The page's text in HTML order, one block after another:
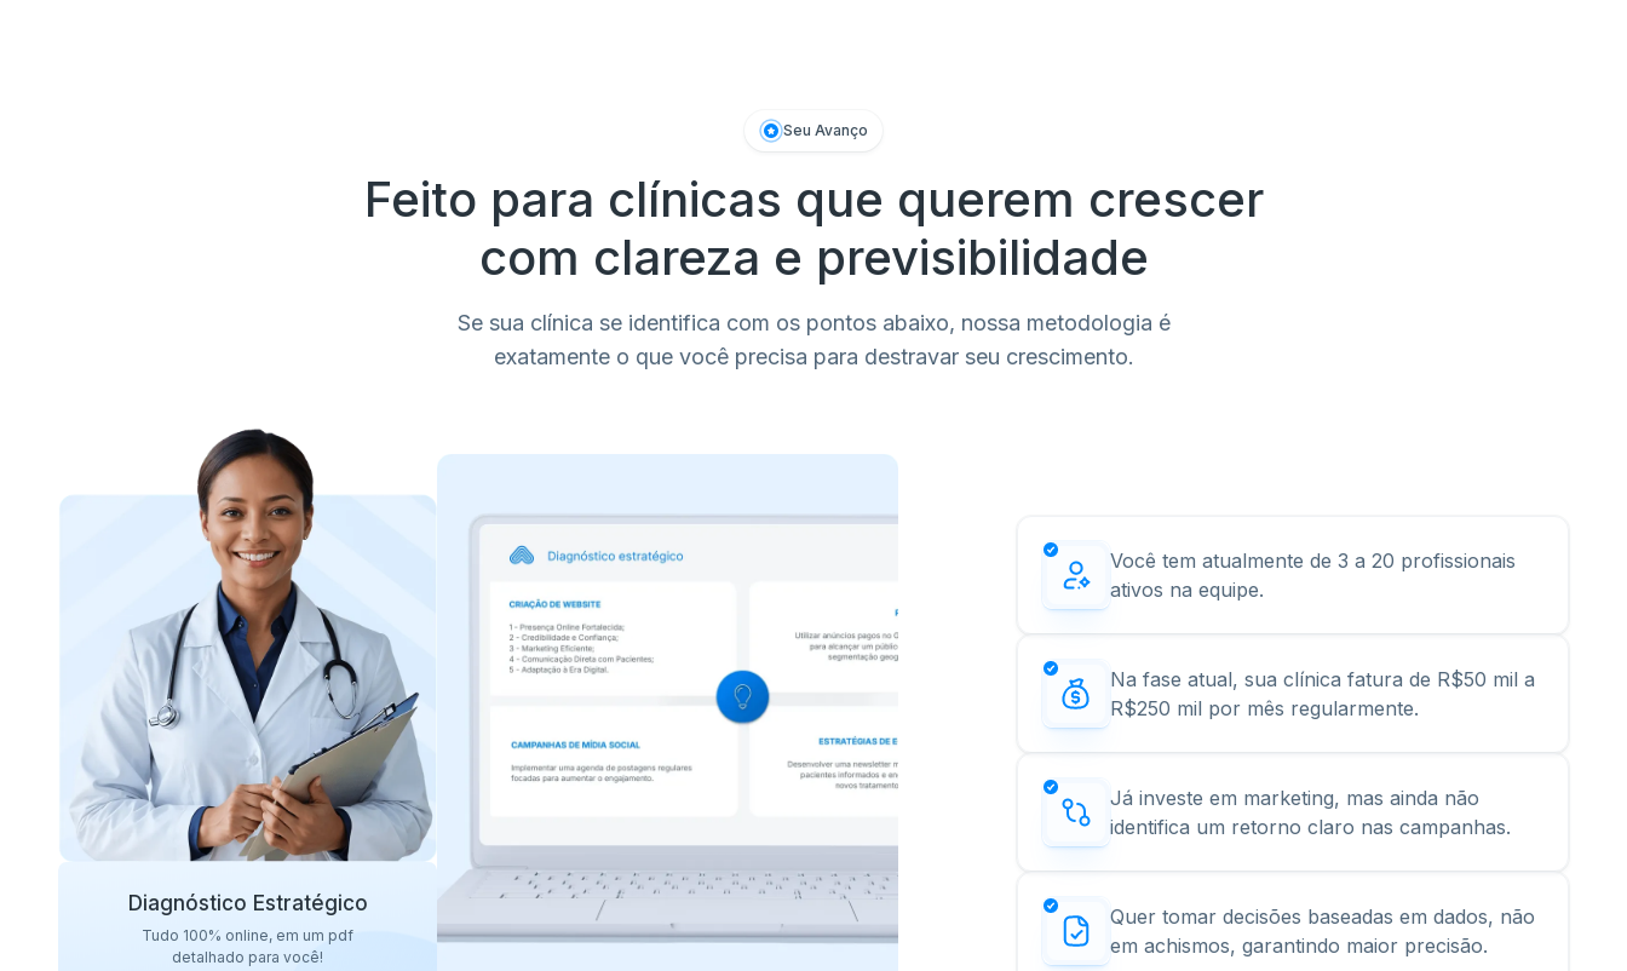
Seu Avanço
Feito para clínicas que querem crescer
com clareza e previsibilidade
Se sua clínica se identifica com os pontos abaixo, nossa metodologia é
exatamente o que você precisa para destravar seu crescimento.
Diagnóstico Estratégico
Tudo 100% online, em um pdf
detalhado para você!
Você tem atualmente de 3 a 20 profissionais
ativos na equipe.
Na fase atual, sua clínica fatura de R$50 mil a
R$250 mil por mês regularmente.
Já investe em marketing, mas ainda não
identifica um retorno claro nas campanhas.
Quer tomar decisões baseadas em dados, não
em achismos, garantindo maior precisão.